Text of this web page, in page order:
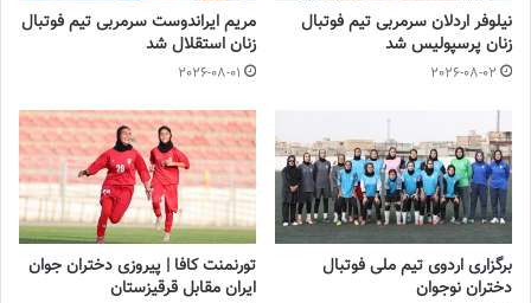
برچسب ها فوتبال بانوان کرمانشاه لیگ برتر
نیلوفر اردلان سرمربی تیم فوتبال
زنان پرسپولیس شد
2026-08-02
مریم ایراندوست سرمربی تیم فوتبال
زنان استقلال شد
2026-08-01
برگزاری اردوی تیم ملی فوتبال
دختران نوجوان
تورنمنت کافا | پیروزی دختران جوان
ایران مقابل قرقیزستان